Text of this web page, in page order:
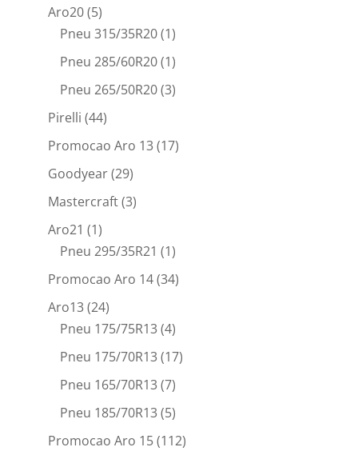
Aro20(5)
Pneu 315/35R20(1)
Pneu 285/60R20(1)
Pneu 265/50R20(3)
Pirelli (44)
Promocao Aro 13(17)
Goodyear(29)
Mastercraft(3)
Aro21 (1)
Pneu 295/35R21 (1)
Promocao Aro 14(34)
Aro13(24)
Pneu 175/75R13(4)
Pneu 175/70R13(17)
Pneu 165/70R13(7)
Pneu 185/70R13(5)
Promocao Aro 15(112)